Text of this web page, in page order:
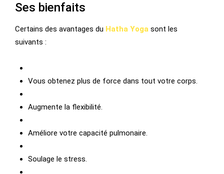
Ses bienfaits
Certains des avantages du Hatha Yoga sont les
suivants :
Vous obtenez plus de force dans tout votre corps.
Augmente la flexibilité.
Améliore votre capacité pulmonaire.
Soulage le stress.